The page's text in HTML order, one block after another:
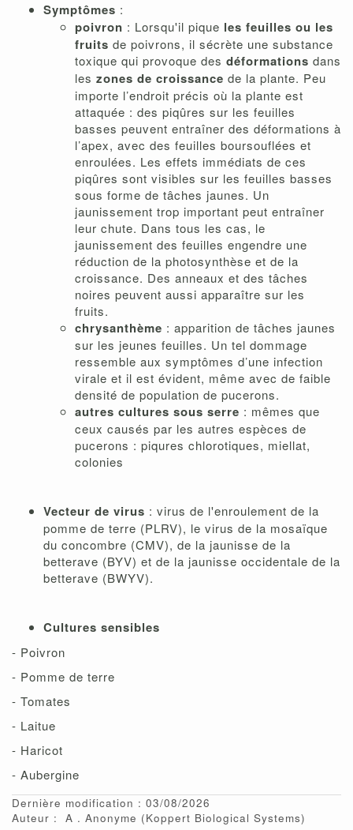
Symptômes :
poivron : Lorsqu'il pique les feuilles ou les
fruits de poivrons, il sécrète une substance
toxique qui provoque des déformations dans
les zones de croissance de la plante. Peu
importe l’endroit précis où la plante est
attaquée : des piqûres sur les feuilles
basses peuvent entraîner des déformations à
l’apex, avec des feuilles boursouflées et
enroulées. Les effets immédiats de ces
piqûres sont visibles sur les feuilles basses
sous forme de tâches jaunes. Un
jaunissement trop important peut entraîner
leur chute. Dans tous les cas, le
jaunissement des feuilles engendre une
réduction de la photosynthèse et de la
croissance. Des anneaux et des tâches
noires peuvent aussi apparaître sur les
fruits.
chrysanthème : apparition de tâches jaunes
sur les jeunes feuilles. Un tel dommage
ressemble aux symptômes d’une infection
virale et il est évident, même avec de faible
densité de population de pucerons.
autres cultures sous serre : mêmes que
ceux causés par les autres espèces de
pucerons : piqures chlorotiques, miellat,
colonies
Vecteur de virus : virus de l'enroulement de la
pomme de terre (PLRV), le virus de la mosaïque
du concombre (CMV), de la jaunisse de la
betterave (BYV) et de la jaunisse occidentale de la
betterave (BWYV).
Cultures sensibles
- Poivron
- Pomme de terre
- Tomates
- Laitue
- Haricot
- Aubergine
Dernière modification : 03/08/2026
Auteur :
A Anonyme (Koppert Biological Systems)